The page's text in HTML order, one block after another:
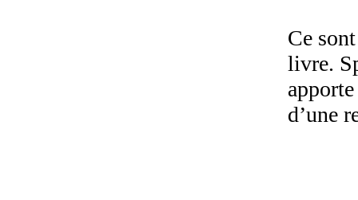
Ce
livre.
d’une